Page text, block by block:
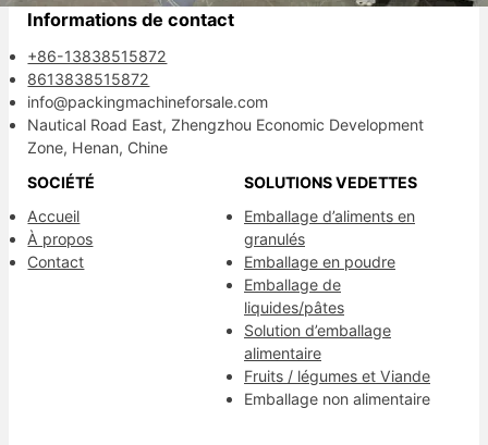
Informations de contact
+86-13838515872
8613838515872
info@packingmachineforsale.com
Nautical Road East, Zhengzhou Economic Development
Zone, Henan, Chine
SOCIÉTÉ
Accueil
À propos
Contact
SOLUTIONS VEDETTES
Emballage d’aliments en
granulés
Emballage en poudre
Emballage de
liquides/pâtes
Solution d’emballage
alimentaire
Fruits / légumes et Viande
Emballage non alimentaire